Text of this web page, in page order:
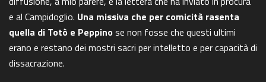
e al Campidoglio. Una missiva che per comicità rasenta
quella di Totò e Peppinose non fosse che questi ultimi
erano e restano dei mostri sacri per intelletto e per capacità di
dissacrazione.